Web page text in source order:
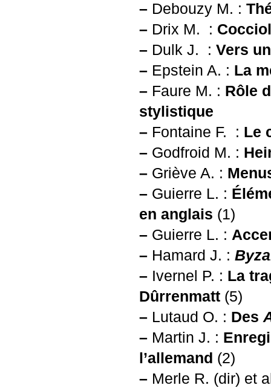
– Debouzy M. :
– Drix M. :
– Dulk J. : Vers
– Epstein A. : La
– Faure M. : Rôle
stylistique
– Fontaine F. : Le
– Godfroid M. :
– Griève A. :
– Guierre L. :
en anglais (1)
– Guierre L. :
– Hamard J. :
– Ivernel P. : La
Dûrrenmatt (5)
– Lutaud O. : Des
– Martin J. :
l’allemand (2)
– Merle R. (dir) et